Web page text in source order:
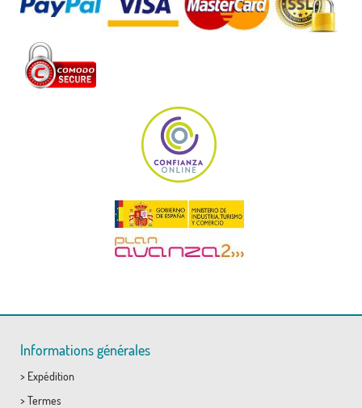
Informations générales
> Expédition
> Termes